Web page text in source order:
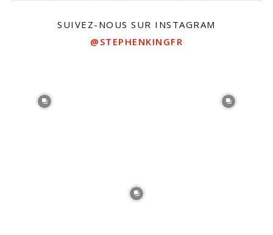
SUIVEZ-NOUS SUR INSTAGRAM
@STEPHENKINGFR